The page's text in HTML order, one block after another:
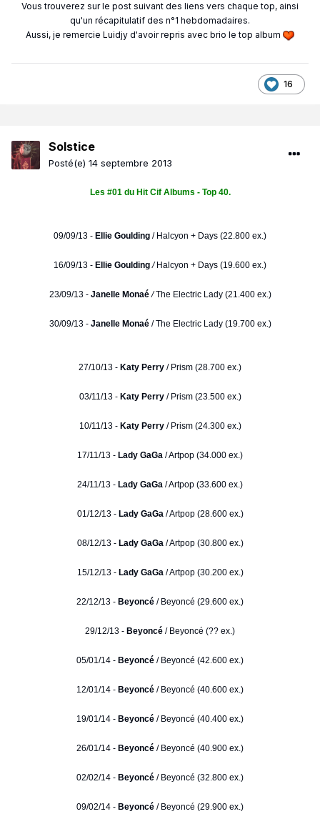
Vous trouverez sur le post suivant des liens vers chaque top, ainsi
qu'un récapitulatif des n°1 hebdomadaires.
Aussi, je remercie Luidjy d'avoir repris avec brio le top album
16
Solstice
Posté(e) 14 septembre 2013
Les #01 du Hit Cif Albums - Top 40.
09/09/13 - Ellie Goulding / Halcyon + Days (22.800 ex.)
16/09/13 - Ellie Goulding /Halcyon + Days (19.600 ex.)
23/09/13 - Janelle Monaé /The Electric Lady (21.400 ex.)
30/09/13 - Janelle Monaé/ The Electric Lady (19.700 ex.)
27/10/13 - Katy Perry / Prism (28.700 ex.)
03/11/13 - Katy Perry/ Prism (23.500 ex.)
10/11/13 - Katy Perry/ Prism (24.300 ex.)
17/11/13 - Lady GaGa / Artpop (34.000 ex.)
24/11/13 - Lady GaGa / Artpop (33.600 ex.)
01/12/13 - Lady GaGa/ Artpop (28.600 ex.)
08/12/13 - Lady GaGa/ Artpop (30.800 ex.)
15/12/13 - Lady GaGa/ Artpop (30.200 ex.)
22/12/13 - Beyoncé / Beyoncé (29.600 ex.)
29/12/13 - Beyoncé / Beyoncé (?? ex.)
05/01/14 - Beyoncé / Beyoncé (42.600 ex.)
12/01/14 - Beyoncé / Beyoncé (40.600 ex.)
19/01/14 - Beyoncé / Beyoncé (40.400 ex.)
26/01/14 - Beyoncé / Beyoncé (40.900 ex.)
02/02/14 - Beyoncé / Beyoncé (32.800 ex.)
09/02/14 - Beyoncé / Beyoncé (29.900 ex.)